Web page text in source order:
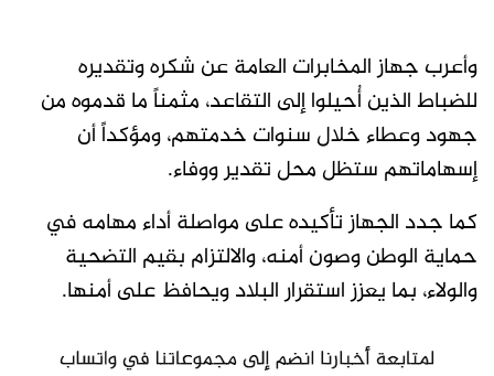
وأعرب جهاز المخابرات العامة عن شكره وتقديره
للضباط الذين أُحيلوا إلى التقاعد، مثمناً ما قدموه من
جهود وعطاء خلال سنوات خدمتهم، ومؤكداً أن
إسهاماتهم ستظل محل تقدير ووفاء.
كما جدد الجهاز تأكيده على مواصلة أداء مهامه في
حماية الوطن وصون أمنه، والالتزام بقيم التضحية
والولاء، بما يعزز استقرار البلاد ويحافظ على أمنها.